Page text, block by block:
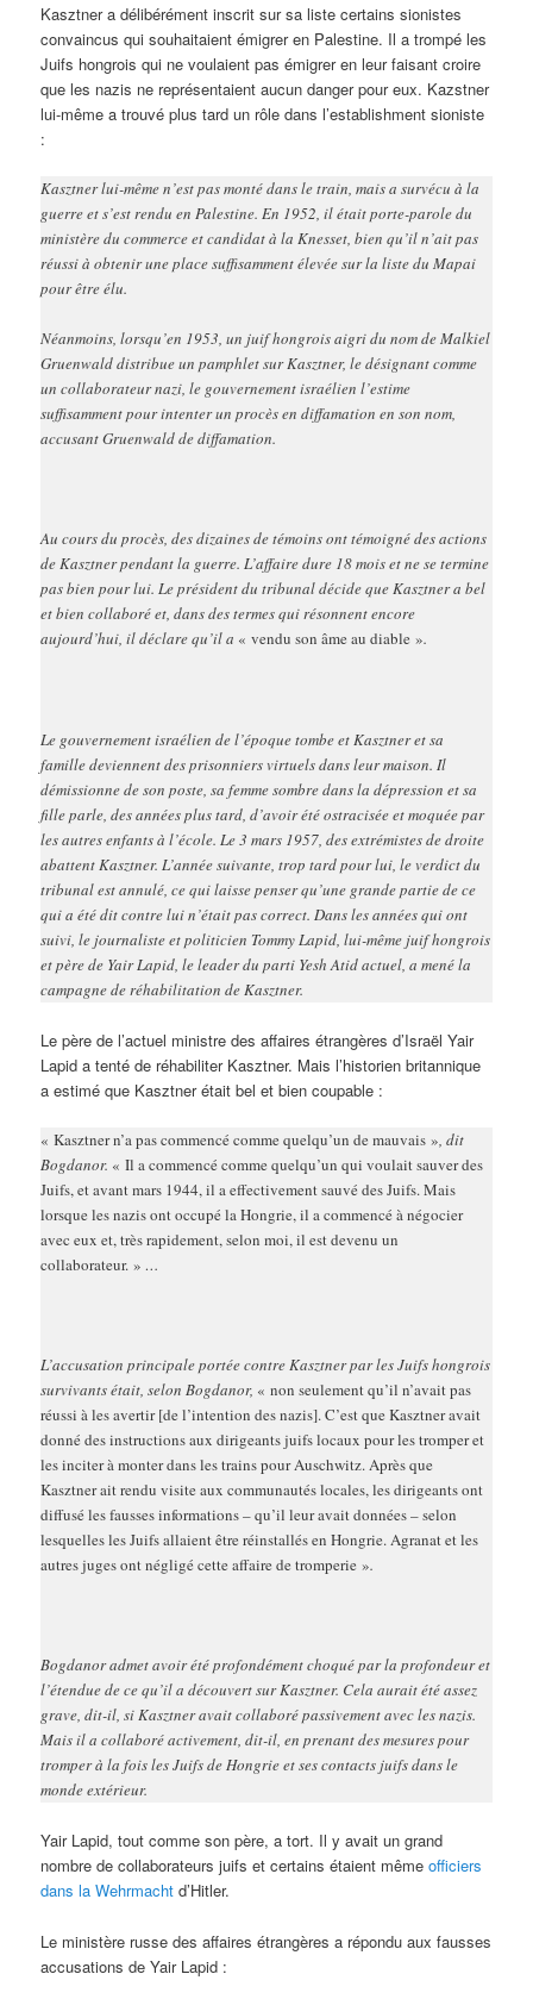
Kasztner a délibérément inscrit sur sa liste certains sionistes
convaincus qui souhaitaient émigrer en Palestine. Il a trompé les
Juifs hongrois qui ne voulaient pas émigrer en leur faisant croire
que les nazis ne représentaient aucun danger pour eux. Kazstner
lui-même a trouvé plus tard un rôle dans l’establishment sioniste
:
Kasztner lui-même n’est pas monté dans le train, mais a survécu à la
guerre et s’est rendu en Palestine. En 1952, il était porte-parole du
ministère du commerce et candidat à la Knesset, bien qu’il n’ait pas
réussi à obtenir une place suffisamment élevée sur la liste du Mapai
pour être élu.
Néanmoins, lorsqu’en 1953, un juif hongrois aigri du nom de Malkiel
Gruenwald distribue un pamphlet sur Kasztner, le désignant comme
un collaborateur nazi, le gouvernement israélien l’estime
suffisamment pour intenter un procès en diffamation en son nom,
accusant Gruenwald de diffamation.
Au cours du procès, des dizaines de témoins ont témoigné des actions
de Kasztner pendant la guerre. L’affaire dure 18 mois et ne se termine
pas bien pour lui. Le président du tribunal décide que Kasztner a bel
et bien collaboré et, dans des termes qui résonnent encore
aujourd’hui, il déclare qu’il a « vendu son âme au diable ».
Le gouvernement israélien de l’époque tombe et Kasztner et sa
famille deviennent des prisonniers virtuels dans leur maison. Il
démissionne de son poste, sa femme sombre dans la dépression et sa
fille parle, des années plus tard, d’avoir été ostracisée et moquée par
les autres enfants à l’école. Le 3 mars 1957, des extrémistes de droite
abattent Kasztner. L’année suivante, trop tard pour lui, le verdict du
tribunal est annulé, ce qui laisse penser qu’une grande partie de ce
qui a été dit contre lui n’était pas correct. Dans les années qui ont
suivi, le journaliste et politicien Tommy Lapid, lui-même juif hongrois
et père de Yair Lapid, le leader du parti Yesh Atid actuel, a mené la
campagne de réhabilitation de Kasztner.
Le père de l’actuel ministre des affaires étrangères d’Israël Yair
Lapid a tenté de réhabiliter Kasztner. Mais l’historien britannique
a estimé que Kasztner était bel et bien coupable :
« Kasztner n’a pas commencé comme quelqu’un de mauvais », dit
Bogdanor. « Il a commencé comme quelqu’un qui voulait sauver des
Juifs, et avant mars 1944, il a effectivement sauvé des Juifs. Mais
lorsque les nazis ont occupé la Hongrie, il a commencé à négocier
avec eux et, très rapidement, selon moi, il est devenu un
collaborateur. »…
L’accusation principale portée contre Kasztner par les Juifs hongrois
survivants était, selon Bogdanor, « non seulement qu’il n’avait pas
réussi à les avertir [de l’intention des nazis]. C’est que Kasztner avait
donné des instructions aux dirigeants juifs locaux pour les tromper et
les inciter à monter dans les trains pour Auschwitz. Après que
Kasztner ait rendu visite aux communautés locales, les dirigeants ont
diffusé les fausses informations – qu’il leur avait données – selon
lesquelles les Juifs allaient être réinstallés en Hongrie. Agranat et les
autres juges ont négligé cette affaire de tromperie ».
Bogdanor admet avoir été profondément choqué par la profondeur et
l’étendue de ce qu’il a découvert sur Kasztner. Cela aurait été assez
grave, dit-il, si Kasztner avait collaboré passivement avec les nazis.
Mais il a collaboré activement, dit-il, en prenant des mesures pour
tromper à la fois les Juifs de Hongrie et ses contacts juifs dans le
monde extérieur.
Yair Lapid, tout comme son père, a tort. Il y avait un grand
nombre de collaborateurs juifs et certains étaient mêmeofficiers
dans la Wehrmacht d’Hitler.
Le ministère russe des affaires étrangères a répondu aux fausses
accusations de Yair Lapid :